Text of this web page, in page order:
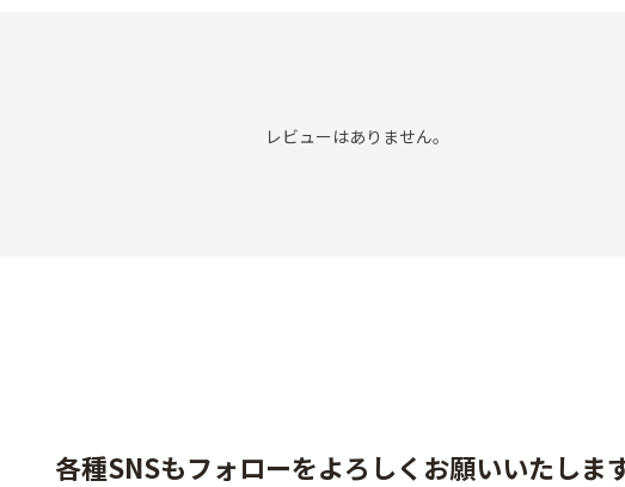
レビューはありません。
各種SNSもフォローをよろしくお願いいたしま